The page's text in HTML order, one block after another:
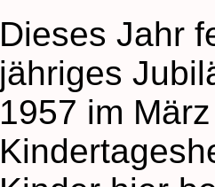
Dieses Jahr
jähriges
1957 im